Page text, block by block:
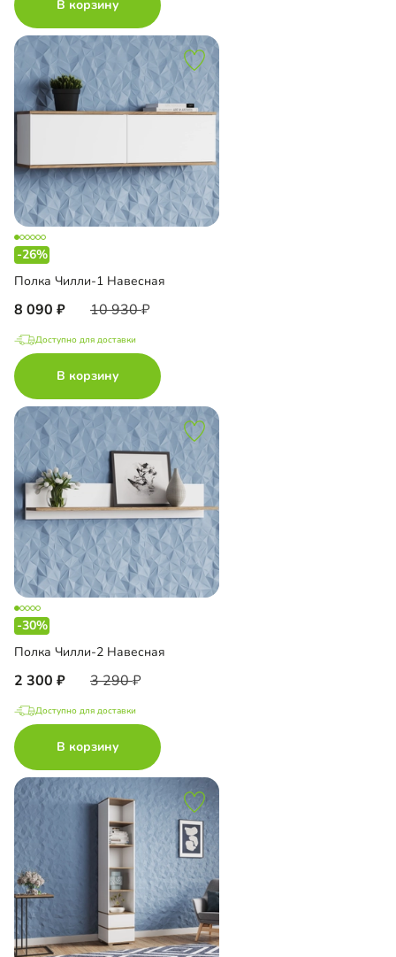
В корзину
-26%
Полка Чилли-1 Навесная
8 090 10 930
Доступно для доставки
В корзину
-30%
Полка Чилли-2 Навесная
2 300 3 290
Доступно для доставки
В корзину